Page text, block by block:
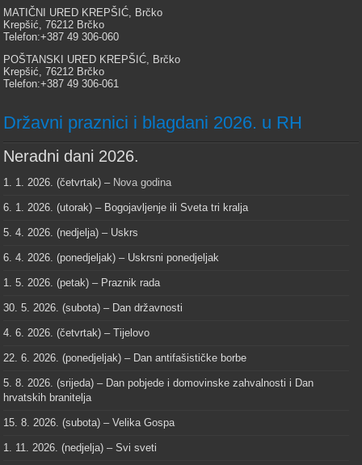
MATIČNI URED KREPŠIĆ, Brčko
Krepšić, 76212 Brčko
Telefon:+387 49 306-060
POŠTANSKI URED KREPŠIĆ, Brčko
Krepšić, 76212 Brčko
Telefon:+387 49 306-061
Državni praznici i blagdani 2026. u RH
Neradni dani 2026.
1. 1. 2026. (četvrtak) – Nova godina
6. 1. 2026. (utorak) – Bogojavljenje ili Sveta tri kralja
5. 4. 2026. (nedjelja) – Uskrs
6. 4. 2026. (ponedjeljak) – Uskrsni ponedjeljak
1. 5. 2026. (petak) – Praznik rada
30. 5. 2026. (subota) – Dan državnosti
4. 6. 2026. (četvrtak) – Tijelovo
22. 6. 2026. (ponedjeljak) – Dan antifašističke borbe
5. 8. 2026. (srijeda) – Dan pobjede i domovinske zahvalnosti i Dan
hrvatskih branitelja
15. 8. 2026. (subota) – Velika Gospa
1. 11. 2026. (nedjelja) – Svi sveti